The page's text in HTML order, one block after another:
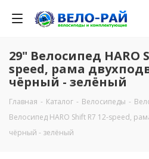
29" Велосипед HARO
speed, рама
чёрный - зелёный
Главная - Каталог - Велосипеды -
Велосипед HARO Shift R7 12-speed,
чёрный - зелёный